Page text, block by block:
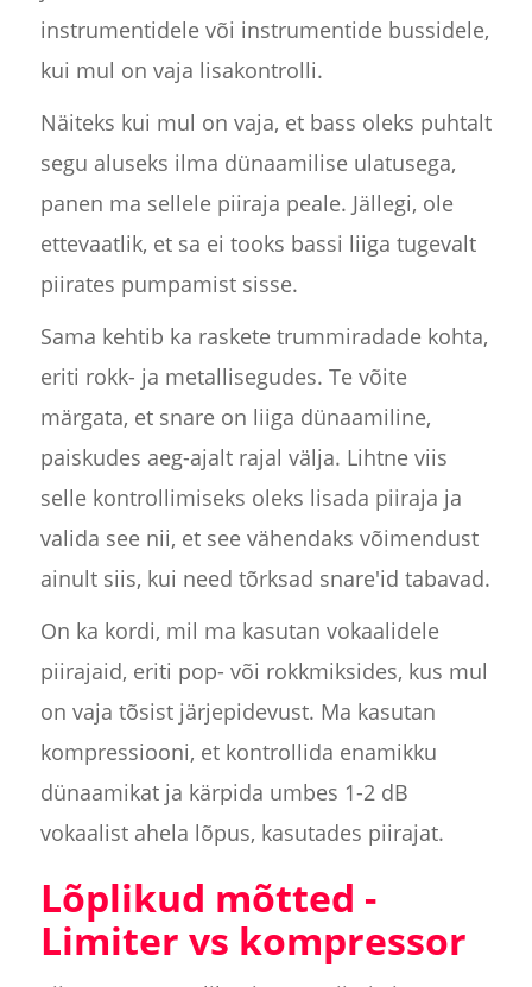
instrumentidele või instrumentide bussidele,
kui mul on vaja lisakontrolli.
Näiteks kui mul on vaja, et bass oleks puhtalt
segu aluseks ilma dünaamilise ulatusega,
panen ma sellele piiraja peale. Jällegi, ole
ettevaatlik, et sa ei tooks bassi liiga tugevalt
piirates pumpamist sisse.
Sama kehtib ka raskete trummiradade kohta,
eriti rokk- ja metallisegudes. Te võite
märgata, et snare on liiga dünaamiline,
paiskudes aeg-ajalt rajal välja. Lihtne viis
selle kontrollimiseks oleks lisada piiraja ja
valida see nii, et see vähendaks võimendust
ainult siis, kui need tõrksad snare'id tabavad.
On ka kordi, mil ma kasutan vokaalidele
piirajaid, eriti pop- või rokkmiksides, kus mul
on vaja tõsist järjepidevust. Ma kasutan
kompressiooni, et kontrollida enamikku
dünaamikat ja kärpida umbes 1-2 dB
vokaalist ahela lõpus, kasutades piirajat.
Lõplikud mõtted -
Limiter vs kompressor